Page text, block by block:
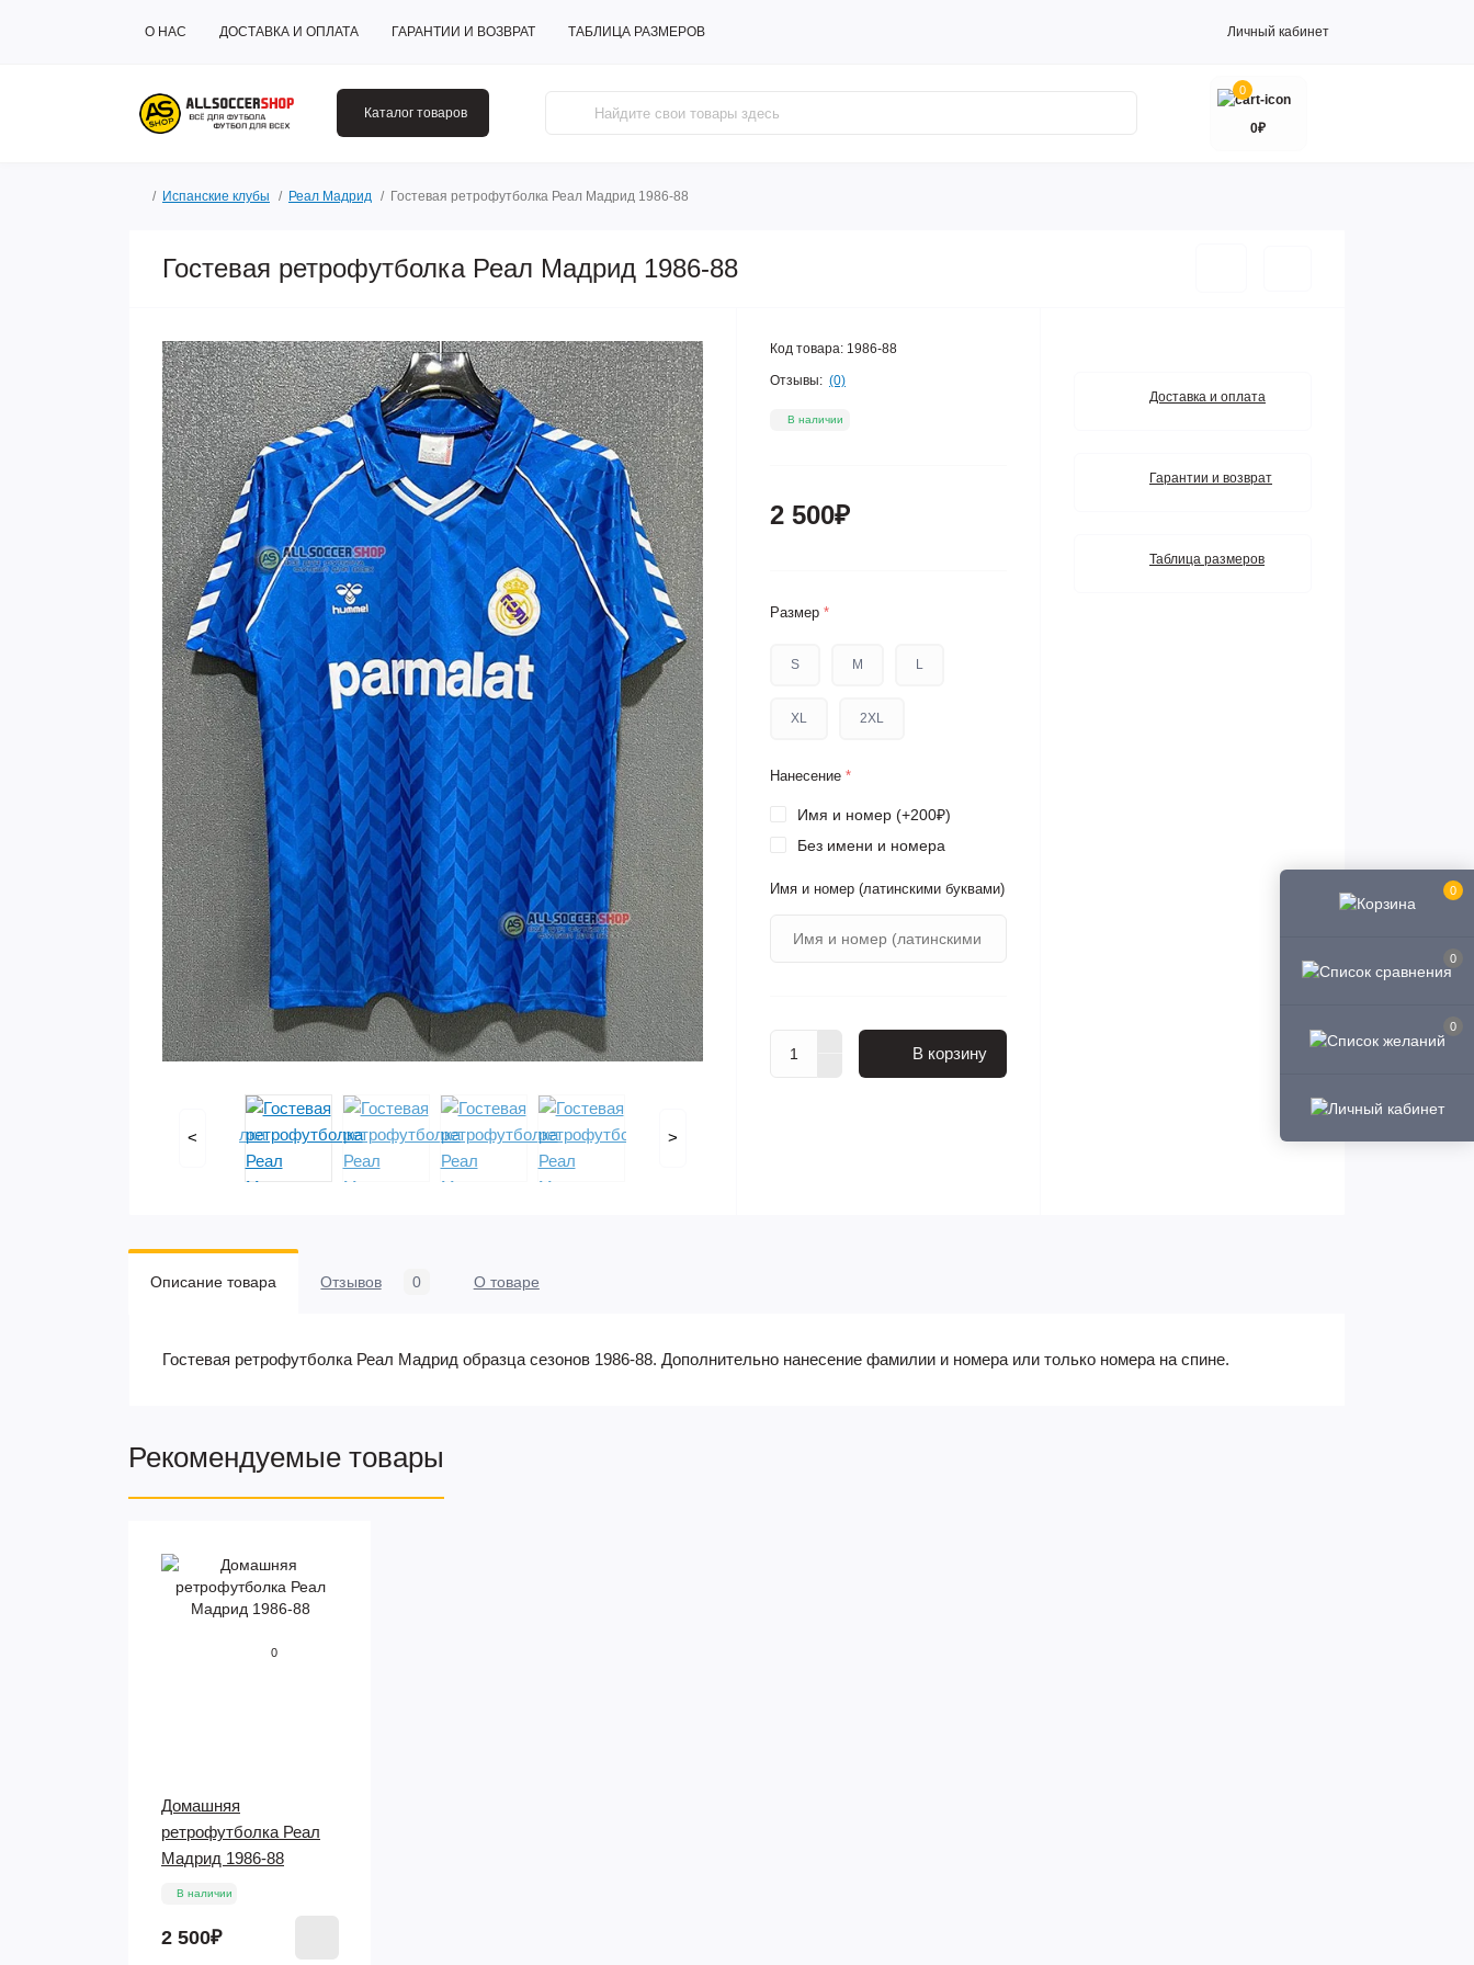
0
0
0
О НАС ДОСТАВКА И ОПЛАТА ГАРАНТИИ И ВОЗВРАТ ТАБЛИЦА РАЗМЕРОВ Личный кабинет
Каталог товаров
0
0₽
Испанские клубы Реал Мадрид Гостевая ретрофутболка Реал Мадрид 1986-88
Гостевая ретрофутболка Реал Мадрид 1986-88
< >
Код товара: 1986-88
Отзывы: (0)
В наличии
2 500₽
Размер *
S M L
XL 2XL
Нанесение *
Имя и номер (+200₽)
Без имени и номера
Имя и номер (латинскими буквами)
В корзину
Доставка и оплата
Гарантии и возврат
Таблица размеров
Описание товара Отзывов 0 О товаре
Гостевая ретрофутболка Реал Мадрид образца сезонов 1986-88. Дополнительно нанесение фамилии и номера или только номера на спине.
Рекомендуемые товары
0
Домашняя
ретрофутболка Реал
Мадрид 1986-88
В наличии
2 500₽